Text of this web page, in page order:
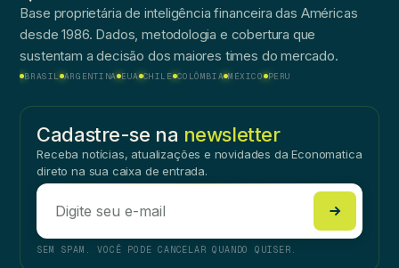
Base proprietária de inteligência financeira das Américas
desde 1986. Dados, metodologia e cobertura que
sustentam a decisão dos maiores times do mercado.
BRASIL ARGENTINA EUA CHILE COLÔMBIA MÉXICO PERU
Cadastre-se na newsletter
Receba notícias, atualizações e novidades da Economatica
direto na sua caixa de entrada.
SEM SPAM. VOCÊ PODE CANCELAR QUANDO QUISER.